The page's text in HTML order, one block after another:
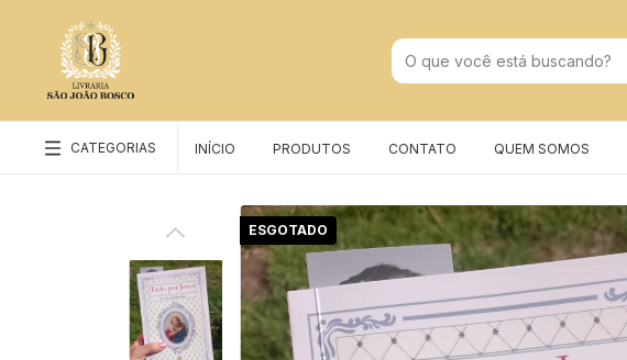
CATEGORIAS INÍCIO PRODUTOS CONTATO QUEM SOMOS
ESGOTADO